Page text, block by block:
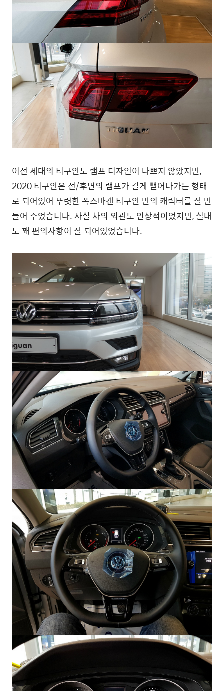
이전 세대의 티구안도 램프 디자인이 나쁘지 않았지만,
2020 티구안은 전/후면의 램프가 길게 뻗어나가는 형태
로 되어있어 뚜렷한 폭스바겐 티구안 만의 캐릭터를 잘 만
들어 주었습니다. 사실 차의 외관도 인상적이었지만, 실내
도 꽤 편의사항이 잘 되어있었습니다.